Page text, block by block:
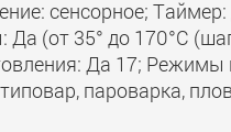
сенсорное;
Да (от 35° до 170°С
Да 17; Режимы
пароварка,